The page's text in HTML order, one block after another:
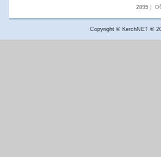
2895|
Copyright © KerchNET ®